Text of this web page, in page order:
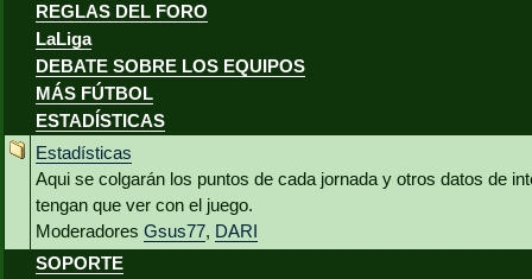
REGLAS DEL FORO
LaLiga
DEBATE SOBRE LOS EQUIPOS
MÁS FÚTBOL
ESTADÍSTICAS
Estadísticas
Aqui se colgarán los puntos de cada jornada y otros datos de
tengan que ver con el juego.
Moderadores Gsus77, DARI
SOPORTE